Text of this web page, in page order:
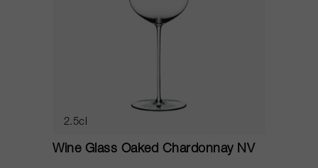
2.5cl
Wine Glass Oaked Chardonnay NV